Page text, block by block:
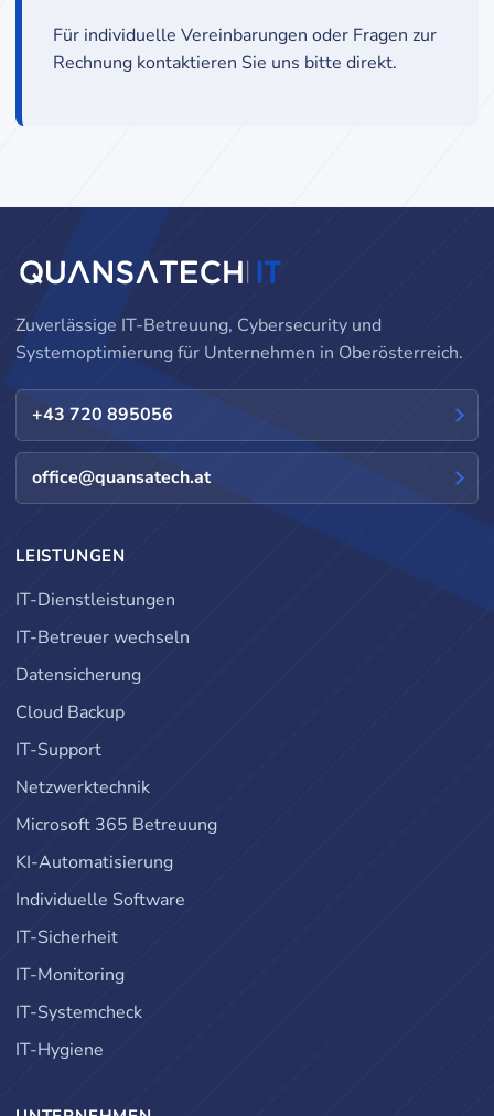
Für individuelle Vereinbarungen oder Fragen zur
Rechnung kontaktieren Sie uns bitte direkt.
Zuverlässige IT-Betreuung, Cybersecurity und
Systemoptimierung für Unternehmen in Oberösterreich.
+43 720 895056
office@quansatech.at
LEISTUNGEN
IT-Dienstleistungen
IT-Betreuer wechseln
Datensicherung
Cloud Backup
IT-Support
Netzwerktechnik
Microsoft 365 Betreuung
KI-Automatisierung
Individuelle Software
IT-Sicherheit
IT-Monitoring
IT-Systemcheck
IT-Hygiene